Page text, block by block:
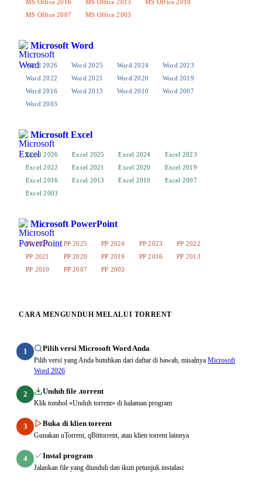
MS Office 2016
MS Office 2013
MS Office 2010
MS Office 2007
MS Office 2003
Microsoft Word
Word 2026 Word 2025 Word 2024
Word 2023
Word 2022
Word 2021 Word 2020
Word 2019
Word 2016
Word 2013 Word 2010
Word 2007
Word 2003
Microsoft Excel
Excel 2026 Excel 2025 Excel 2024
Excel 2023
Excel 2022
Excel 2021 Excel 2020
Excel 2019
Excel 2016
Excel 2013 Excel 2010
Excel 2007
Excel 2003
Microsoft PowerPoint
PP 2026 PP 2025 PP 2024 PP 2023
PP 2022
PP 2021
PP 2020 PP 2019 PP 2016
PP 2013
PP 2010
PP 2007 PP 2003
CARA MENGUNDUH MELALUI TORRENT
1 Pilih versi Microsoft Word Anda
Pilih versi yang Anda butuhkan dari daftar di bawah, misalnya Microsoft
Word 2026
2 Unduh file .torrent
Klik tombol «Unduh torrent» di halaman program
3 Buka di klien torrent
Gunakan uTorrent, qBittorrent, atau klien torrent lainnya
4 Instal program
Jalankan file yang diunduh dan ikuti petunjuk instalasi